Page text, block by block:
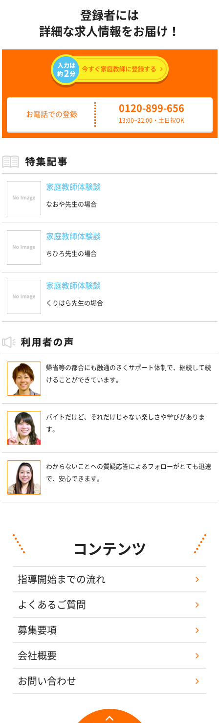
登録者には
詳細な求人情報をお届け！
お電話での登録
0120-899-656
13:00~22:00・土日祝OK
家庭教師体験談
なおや先生の場合
家庭教師体験談
ちひろ先生の場合
家庭教師体験談
くりはら先生の場合
帰省等の都合にも融通のきくサポート体制で、継続して続
けることができています。
バイトだけど、それだけじゃない楽しさや学びがありま
す。
わからないことへの質疑応答によるフォローがとても迅速
で、安心できます。
コンテンツ
指導開始までの流れ
よくあるご質問
募集要項
会社概要
お問い合わせ